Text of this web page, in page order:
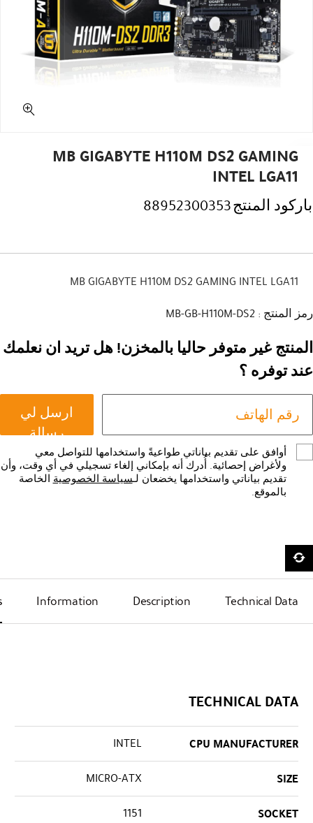
MB GIGABYTE H110M DS2 GAMING
INTEL LGA11
باركود المنتج88952300353
MB GIGABYTE H110M DS2 GAMING INTEL LGA11
رمز المنتج : MB-GB-H110M-DS2
المنتج غير متوفر حاليا بالمخزن! هل تريد ان نعلمك
عند توفره ؟
ارسل لي
رسالة
أوافق على تقديم بياناتي طواعيةً واستخدامها للتواصل معي
ولأغراض إحصائية. أُدرك أنه بإمكاني إلغاء تسجيلي في أي وقت، وأن
تقديم بياناتي واستخدامها يخضعان لـسياسة الخصوصية الخاصة
بالموقع.
Technical Data
Description
Information
TECHNICAL DATA
CPU MANUFACTURER
INTEL
SIZE
MICRO-ATX
SOCKET
1151